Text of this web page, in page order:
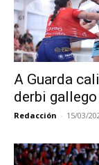
A Guarda
derbi gallego
Redacción - 15/03/